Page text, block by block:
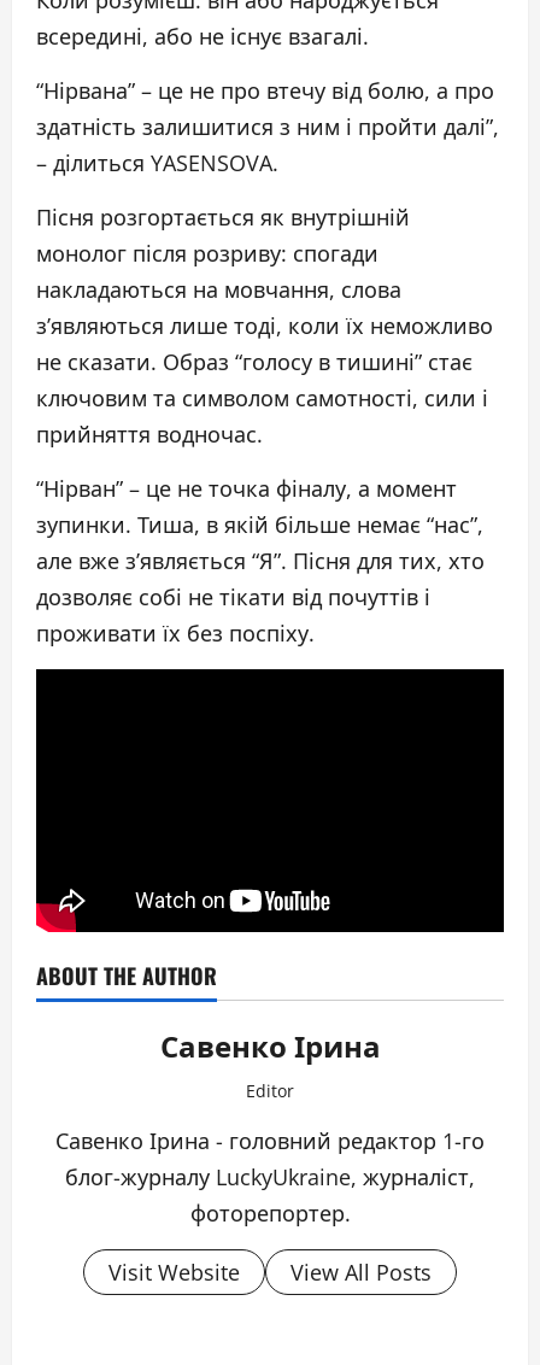
всередині, або не існує взагалі.
“Нірвана” – це не про втечу від болю, а про
здатність залишитися з ним і пройти далі”,
– ділиться YASENSOVA.
Пісня розгортається як внутрішній
монолог після розриву: спогади
накладаються на мовчання, слова
з’являються лише тоді, коли їх неможливо
не сказати. Образ “голосу в тишині” стає
ключовим та символом самотності, сили і
прийняття водночас.
“Нірван” – це не точка фіналу, а момент
зупинки. Тиша, в якій більше немає “нас”,
але вже з’являється “Я”. Пісня для тих, хто
дозволяє собі не тікати від почуттів і
проживати їх без поспіху.
ABOUT THE AUTHOR
Савенко Ірина
Editor
Савенко Ірина - головний редактор 1-го
блог-журналу LuckyUkraine, журналіст,
фоторепортер.
Visit Website View All Posts